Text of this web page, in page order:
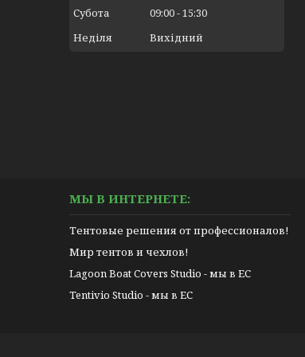
Субота 09:00 15:30
Неділя
Вихідний
МЫ В ИНТЕРНЕТЕ:
Тентовые решения от профессионалов!
Мир тентов и чехлов!
Lagoon Boat Covers Studio - мы в ЕС
Tentivio Studio - мы в ЕС